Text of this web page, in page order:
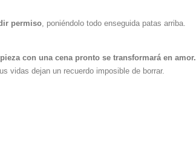
permiso, poniéndolo todo enseguida patas arriba.
con una cena pronto se transformará en amor.
vidas dejan un recuerdo imposible de borrar.